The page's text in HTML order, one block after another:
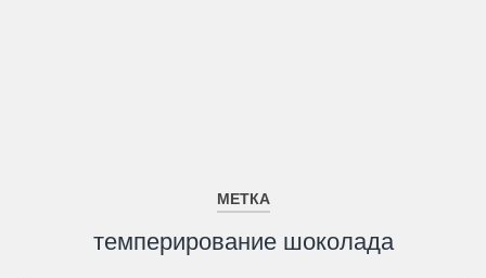
МЕТКА
темперирование шоколада